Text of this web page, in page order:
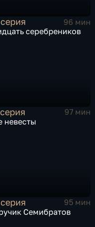
96 мин
серебреников
97 мин
невесты
95 мин
Семибратов